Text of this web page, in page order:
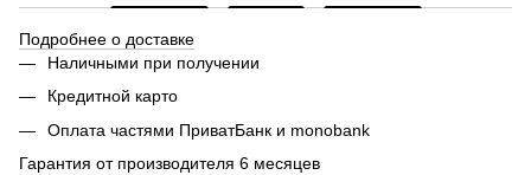
Подробнее о доставке
Наличными при получении
Кредитной карто
Оплата частями ПриватБанк и monobank
Гарантия от производителя 6 месяцев